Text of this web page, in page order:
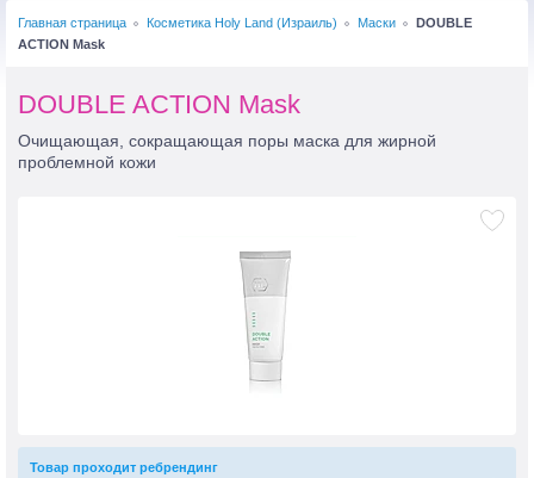
Главная страница Косметика Holy Land (Израиль) Маски
DOUBLE
ACTION Mask
DOUBLE ACTION Mask
Очищающая, сокращающая поры маска для жирной
проблемной кожи
Товар проходит ребрендинг